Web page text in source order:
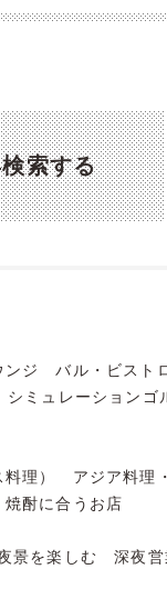
索する
ジ バル・ビスト
シミュレーションゴ
理） アジア料理
焼酎に合うお店
景を楽しむ 深夜営